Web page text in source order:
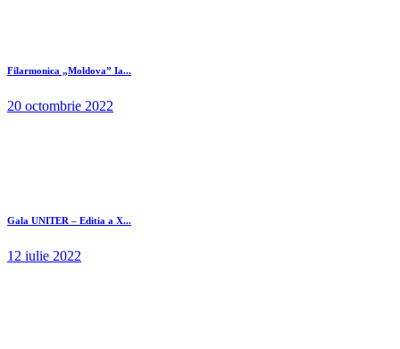
Filarmonica „Moldova” Ia...
20 octombrie 2022
Gala UNITER – Editia a X...
12 iulie 2022